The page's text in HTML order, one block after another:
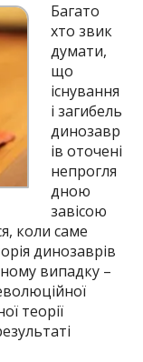
Багато
хто звик
думати,
що
існування
і загибель
динозавр
ів оточені
непрогля
дною
завісою
коли саме
динозаврів
випадку –
теорії